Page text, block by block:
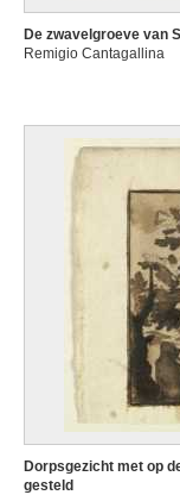
De zwavelgroeve van
Remigio Cantagallina
Dorpsgezicht met op
gesteld